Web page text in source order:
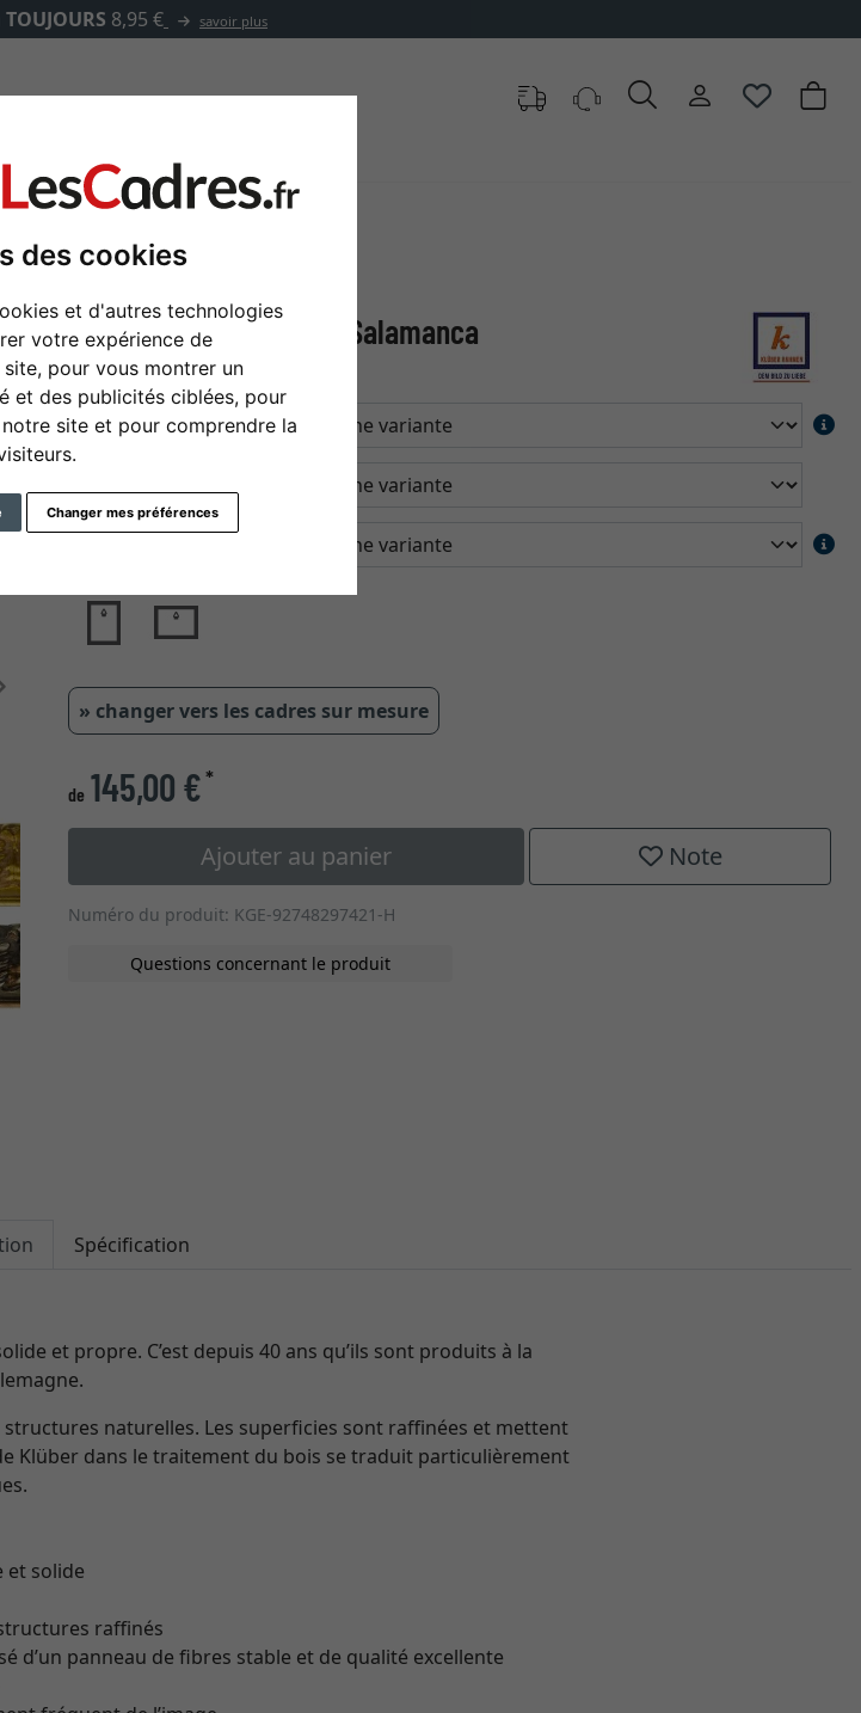
des cookies
et d'autres technologies
votre expérience de
pour vous montrer un
et des publicités ciblées, pour
site et pour comprendre la
Changer mes préférences
TOUJOURS 8,95 € savoir plus
Cadre de style baroque Salamanca
format
» changer vers les cadres sur mesure
de 145,00 €*
Ajouter au panier Note
Numéro du produit: KGE-92748297421-H
Questions concernant le produit
Spécification
et propre. C’est depuis 40 ans qu’ils sont produits à la
naturelles. Les superficies sont raffinées et mettent
Klüber dans le traitement du bois se traduit particulièrement
et solide
raffinés
d’un panneau de fibres stable et de qualité excellente